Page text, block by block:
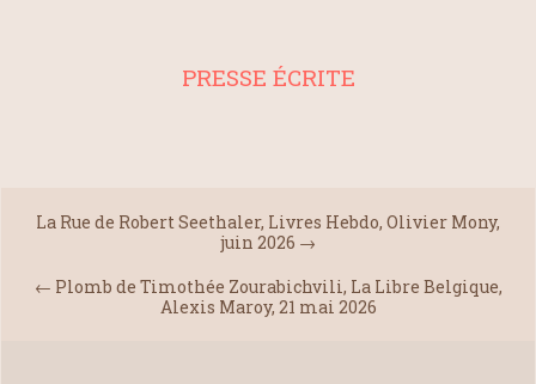
PRESSE ÉCRITE
La Rue de Robert Seethaler, Livres Hebdo, Olivier Mony,
juin 2026 →
← Plomb de Timothée Zourabichvili, La Libre Belgique,
Alexis Maroy, 21 mai 2026